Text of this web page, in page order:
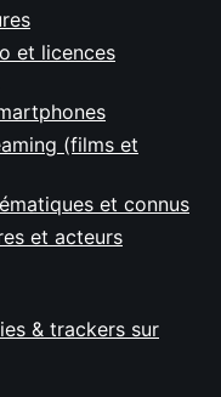
et licences
(films et
et connus
et acteurs
& trackers sur